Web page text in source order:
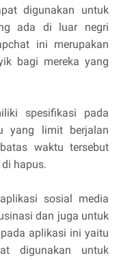
digunakan untuk
ada di luar negri
ini merupakan
bagi mereka yang
spesifikasi pada
yang limit berjalan
waktu tersebut
hapus.
sosial media
dan juga untuk
aplikasi ini yaitu
digunakan untuk